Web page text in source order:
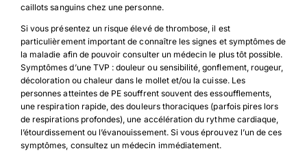
Download JPEG
Download PDF
caillots sanguins chez une personne.
Si vous présentez un risque élevé de thrombose, il est
particulièrement important de connaître les signes et symptômes de
la maladie afin de pouvoir consulter un médecin le plus tôt possible.
Symptômes d’une TVP : douleur ou sensibilité, gonflement,rougeur,
décoloration ou chaleur dans le mollet et/ou la cuisse. Les
personnes atteintes de PE souffrent souvent des essoufflements,
une respiration rapide, des douleurs thoraciques (parfois pires lors
de respirations profondes), une accélération du rythme cardiaque,
l’étourdissement ou l’évanouissement. Si vous éprouvez l’un de ces
symptômes, consultez un médecin immédiatement.